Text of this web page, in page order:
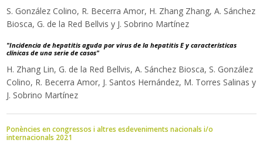
S. González Colino, R. Becerra Amor, H. Zhang Zhang, A. Sánchez
Biosca, G. de la Red Bellvis y J. Sobrino Martínez
"Incidencia de hepatitis aguda por virus de la hepatitis E y características
clínicas de una serie de casos"
H. Zhang Lin, G. de la Red Bellvis, A. Sánchez Biosca, S. González
Colino, R. Becerra Amor, J. Santos Hernández, M. Torres Salinas y
J. Sobrino Martínez
Ponències en congressos i altres esdeveniments nacionals i/o
internacionals 2021